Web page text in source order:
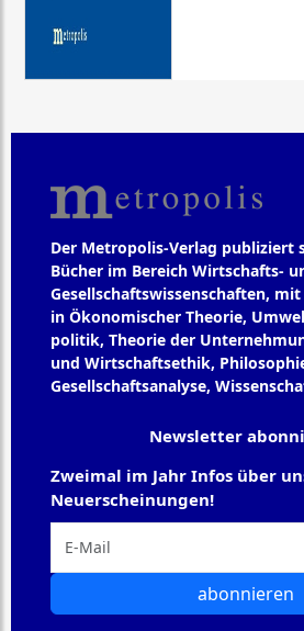
Der Metropolis-Verlag publiziert
Bücher im Bereich Wirtschafts-
Gesellschaftswissenschaften,
in Ökonomischer Theorie,
politik, Theorie der
und Wirtschaftsethik,
Gesellschaftsanalyse,
Newsletter
Zweimal im Jahr Infos über
Neuerscheinungen!
abonnieren